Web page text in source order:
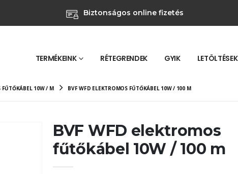
Biztonságos online fizetés
TERMÉKEINK RÉTEGRENDEK GYIK LETÖLTÉSEK
FŰTŐKÁBEL 10W / M BVF WFD ELEKTROMOS FŰTŐKÁBEL 10W / 100 M
BVF WFD elektromos
fűtőkábel 10W / 100 m